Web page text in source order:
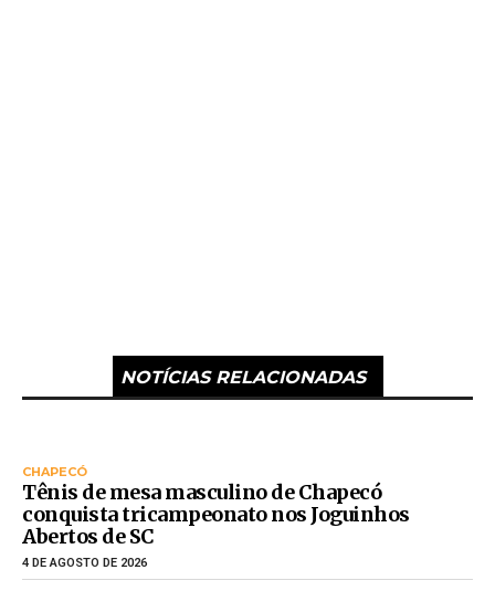
NOTÍCIAS RELACIONADAS
CHAPECÓ
Tênis de mesa masculino de Chapecó
conquista tricampeonato nos Joguinhos
Abertos de SC
4 DE AGOSTO DE 2026